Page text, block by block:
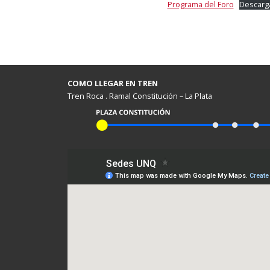
Programa del Foro
COMO LLEGAR EN TREN
Tren Roca . Ramal Constitución – La Plata